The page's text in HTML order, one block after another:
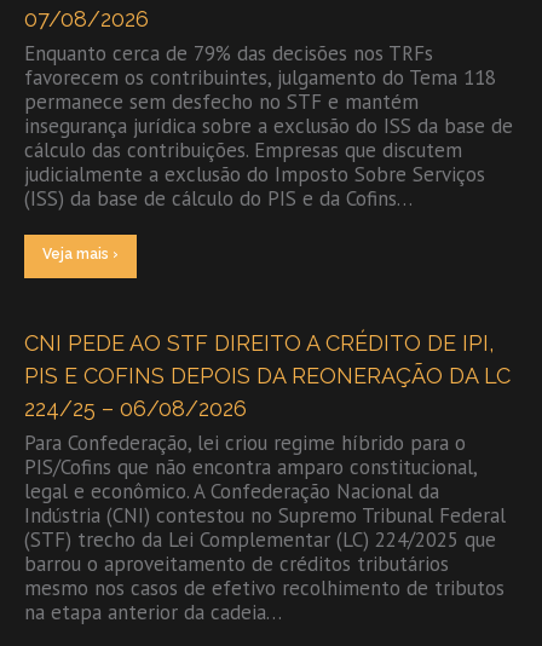
07/08/2026
Enquanto cerca de 79% das decisões nos TRFs
favorecem os contribuintes, julgamento do Tema 118
permanece sem desfecho no STF e mantém
insegurança jurídica sobre a exclusão do ISS da base de
cálculo das contribuições. Empresas que discutem
judicialmente a exclusão do Imposto Sobre Serviços
(ISS) da base de cálculo do PIS e da Cofins…
Veja mais ›
CNI PEDE AO STF DIREITO A CRÉDITO DE IPI,
PIS E COFINS DEPOIS DA REONERAÇÃO DA LC
224/25 – 06/08/2026
Para Confederação, lei criou regime híbrido para o
PIS/Cofins que não encontra amparo constitucional,
legal e econômico. A Confederação Nacional da
Indústria (CNI) contestou no Supremo Tribunal Federal
(STF) trecho da Lei Complementar (LC) 224/2025 que
barrou o aproveitamento de créditos tributários
mesmo nos casos de efetivo recolhimento de tributos
na etapa anterior da cadeia…